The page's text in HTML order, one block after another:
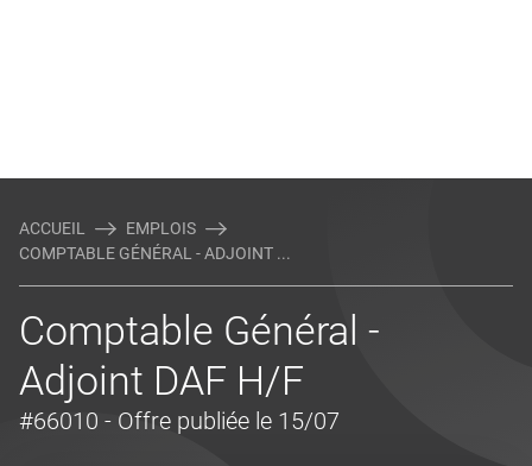
ACCUEIL
EMPLOIS
COMPTABLE GÉNÉRAL - ADJOINT ...
Comptable Général -
Adjoint DAF H/F
#66010 - Offre publiée le 15/07